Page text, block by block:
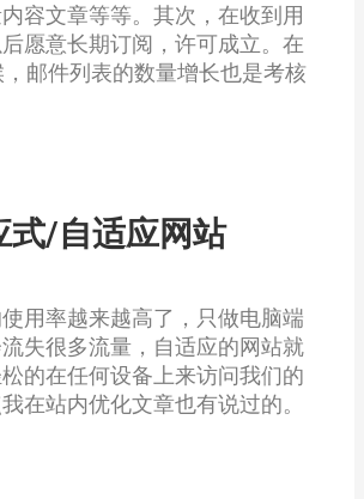
容文章等等。其次，在收到用
愿意长期订阅，许可成立。在
邮件列表的数量增长也是考核
式/自适应网站
用率越来越高了，只做电脑端
失很多流量，自适应的网站就
的在任何设备上来访问我们的
在站内优化文章也有说过的。